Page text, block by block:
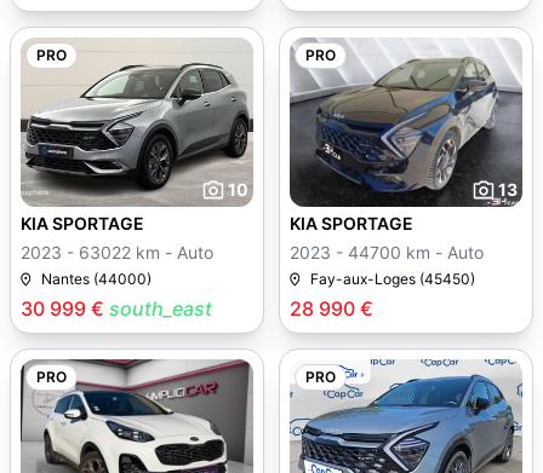
PRO
10
30 999 € south_east
KIA SPORTAGE
2023 - 63022 km - Auto
Nantes (44000)
PRO
13
28 990 €
KIA SPORTAGE
2023 - 44700 km - Auto
Fay-aux-Loges (45450)
PRO PRO